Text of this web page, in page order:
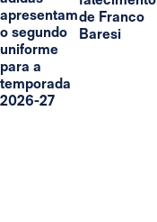
apresentam
o segundo
uniforme
para a
temporada
2026-27
de Franco
Baresi